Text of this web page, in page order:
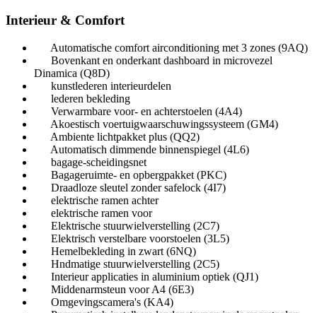
Interieur & Comfort
Automatische comfort airconditioning met 3 zones (9AQ)
Bovenkant en onderkant dashboard in microvezel
Dinamica (Q8D)
kunstlederen interieurdelen
lederen bekleding
Verwarmbare voor- en achterstoelen (4A4)
Akoestisch voertuigwaarschuwingssysteem (GM4)
Ambiente lichtpakket plus (QQ2)
Automatisch dimmende binnenspiegel (4L6)
bagage-scheidingsnet
Bagageruimte- en opbergpakket (PKC)
Draadloze sleutel zonder safelock (4I7)
elektrische ramen achter
elektrische ramen voor
Elektrische stuurwielverstelling (2C7)
Elektrisch verstelbare voorstoelen (3L5)
Hemelbekleding in zwart (6NQ)
Hndmatige stuurwielverstelling (2C5)
Interieur applicaties in aluminium optiek (QJ1)
Middenarmsteun voor A4 (6E3)
Omgevingscamera's (KA4)